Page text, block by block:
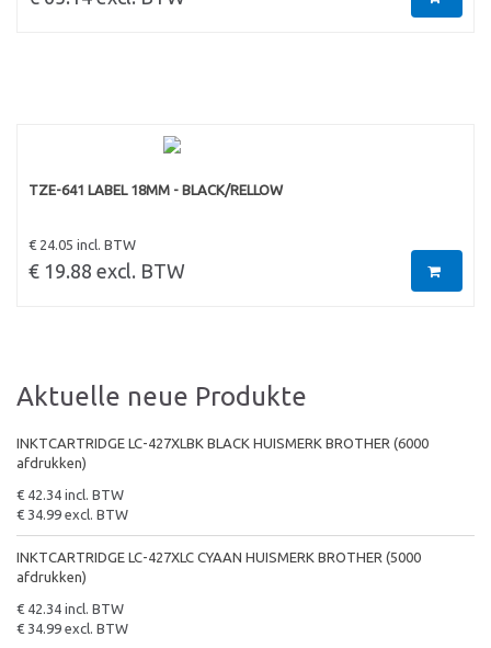
TZE-641 LABEL 18MM - BLACK/RELLOW
€ 24.05 incl. BTW
€ 19.88 excl. BTW
Aktuelle neue Produkte
INKTCARTRIDGE LC-427XLBK BLACK HUISMERK BROTHER (6000
afdrukken)
€ 42.34 incl. BTW
€ 34.99 excl. BTW
INKTCARTRIDGE LC-427XLC CYAAN HUISMERK BROTHER (5000
afdrukken)
€ 42.34 incl. BTW
€ 34.99 excl. BTW